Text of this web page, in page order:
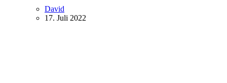
David
17. Juli 2022